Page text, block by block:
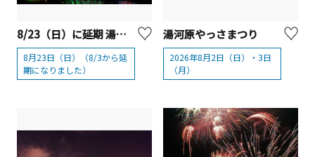
8/23（日）に延期 湯河原温泉海上花火大会
8月23日（日）（8/3から延
期になりました）
湯河原やっさまつり
2026年8月2日（日）・3日
（月）